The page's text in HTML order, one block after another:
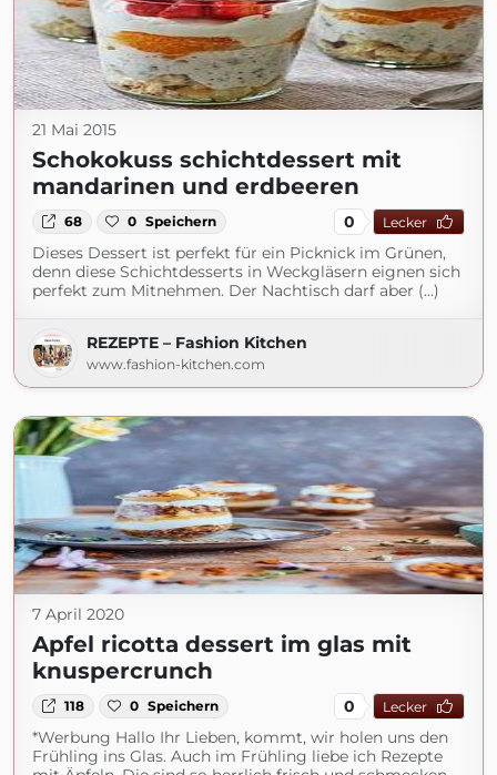
21 Mai 2015
Schokokuss schichtdessert mit
mandarinen und erdbeeren
68 0 Speichern 0 Lecker
Dieses Dessert ist perfekt für ein Picknick im Grünen,
denn diese Schichtdesserts in Weckgläsern eignen sich
perfekt zum Mitnehmen. Der Nachtisch darf aber (...)
REZEPTE – Fashion Kitchen
www.fashion-kitchen.com
7 April 2020
Apfel ricotta dessert im glas mit
knuspercrunch
118 0 Speichern 0 Lecker
*Werbung Hallo Ihr Lieben, kommt, wir holen uns den
Frühling ins Glas. Auch im Frühling liebe ich Rezepte